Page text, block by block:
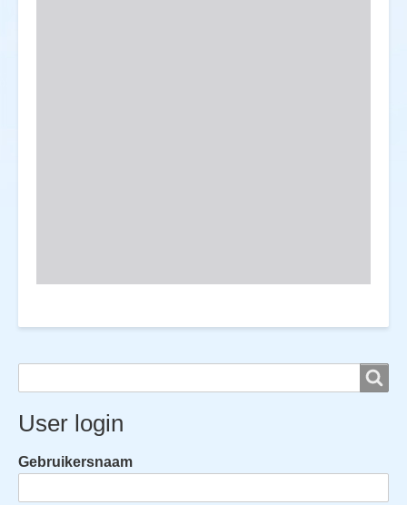
User login
Gebruikersnaam